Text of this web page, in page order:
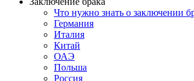
Что нужно знать о заключении
Германия
Италия
Китай
ОАЭ
Польша
Россия